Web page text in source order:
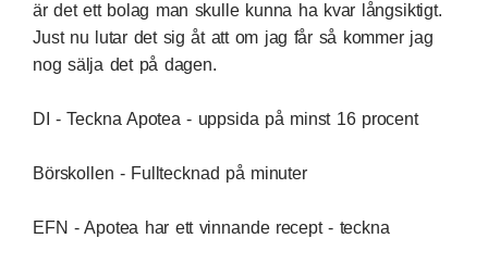
är det ett bolag man skulle kunna ha kvar långsiktigt.
Just nu lutar det sig åt att om jag får så kommer jag
nog sälja det på dagen.
DI - Teckna Apotea - uppsida på minst 16 procent
Börskollen - Fulltecknad på minuter
EFN - Apotea har ett vinnande recept - teckna